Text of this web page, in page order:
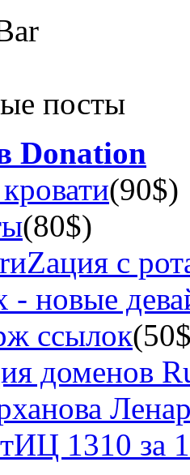
посты
Donation
(90$)
(80$)
с
- новые
ссылок
доменов
1310 за